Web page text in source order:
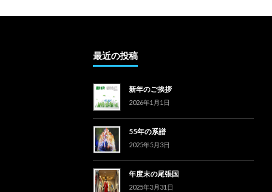
最近の投稿
新年のご挨拶
2026年1月1日
55年の系譜
2025年5月3日
年度末の尾張国
2025年3月31日